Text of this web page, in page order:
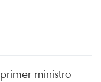
ministro